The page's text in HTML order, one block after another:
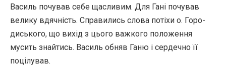
Василь почував себе щасливим. Для Гані почував
велику вдячність. Справились слова потіхи о. Горо-
диського, що вихід з цього важкого положення
мусить знайтись. Василь обняв Ганю і сердечно її
поцілував.